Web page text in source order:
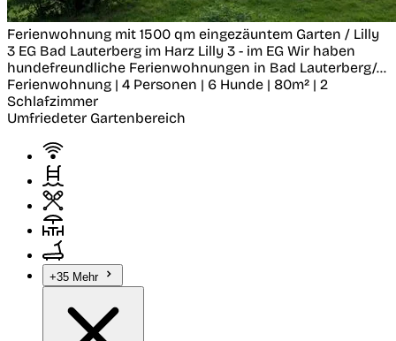
Ferienwohnung mit 1500 qm eingezäuntem Garten / Lilly
3 EG Bad Lauterberg im Harz Lilly 3 - im EG Wir haben
hundefreundliche Ferienwohnungen in Bad Lauterberg/...
Ferienwohnung | 4 Personen | 6 Hunde | 80m² | 2
Schlafzimmer
Umfriedeter Gartenbereich
+35 Mehr